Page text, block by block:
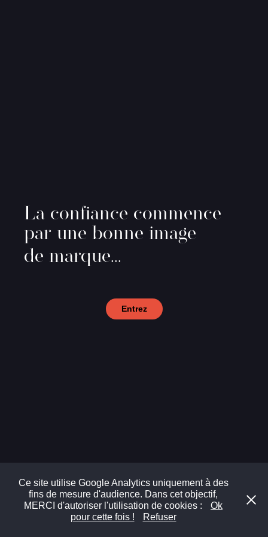
La confiance commence
par une bonne image
de marque…
Entrez
Ce site utilise Google Analytics uniquement à des
fins de mesure d'audience. Dans cet objectif,
MERCI d'autoriser l'utilisation de cookies :
Ok
pour cette fois !
Refuser